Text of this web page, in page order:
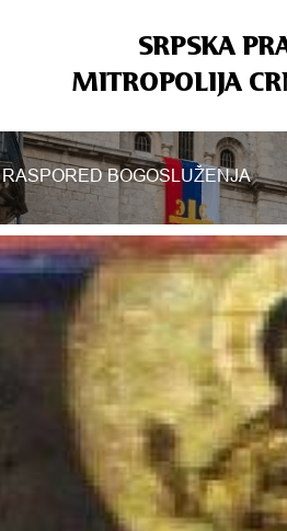
SRPSKA
MITROPOLIJA
RASPORED BOGOSLUŽENJA